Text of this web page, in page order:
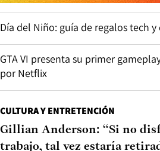
Día del Niño: guía de regalos tech
GTA VI presenta su primer
por Netflix
CULTURA Y ENTRETENCIÓN
Gillian Anderson: “Si no
trabajo, tal vez estaría